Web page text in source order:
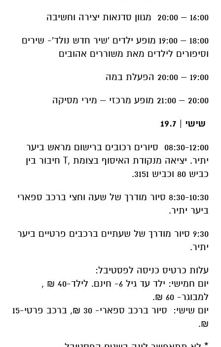
16:00 – 20:00 מגוון סדנאות יצירה וחשיבה
18:00 – 19:00 מופע ילדים 'שיר חדש נולד'- שירים
וסיפורים לילדים מאת משוררים אהובים
19:00 – 20:00 הפעלת במה
20:00 – 21:00 מופע מרכזי – מירי מסיקה
שישי | 19.7
08:30-12:00 סיורים רכובים ברישום מראש ביער
יתיר. יציאה מנקודת האיסוף בצומת ,T חיבור בין
כביש 80 וכביש 3151.
8:30-10:30 סיור מודרך של שעה וחצי ברכב ספארי
ביער יתיר.
9:30 סיור מודרך של שעתיים ברכבים פרטיים ביער
יתיר.
עלות כרטיס כניסה לפסטיבל:
יום חמישי: ילד עד גיל 6- חינם. לילד-40 ₪ ,
למבוגר- 60 ₪.
יום שישי: סיור ברכב ספארי- 30 ₪, ברכב פרטי-15
₪.